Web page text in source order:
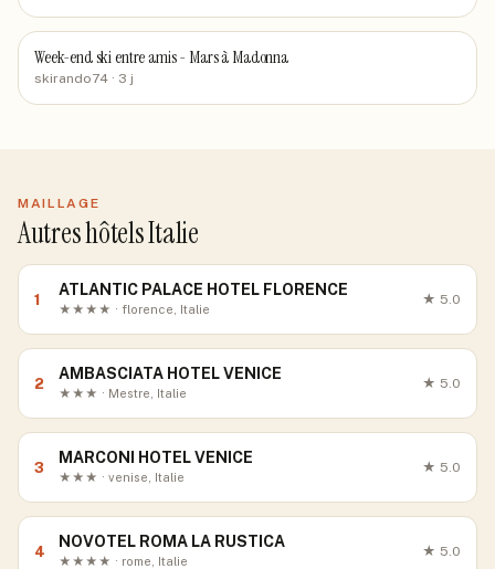
Week-end ski entre amis - Mars à Madonna
skirando74 · 3 j
MAILLAGE
Autres hôtels Italie
1
ATLANTIC PALACE HOTEL FLORENCE
★★★★ · florence, Italie
★ 5.0
2
AMBASCIATA HOTEL VENICE
★★★ · Mestre, Italie
★ 5.0
3
MARCONI HOTEL VENICE
★★★ · venise, Italie
★ 5.0
4
NOVOTEL ROMA LA RUSTICA
★★★★ · rome, Italie
★ 5.0